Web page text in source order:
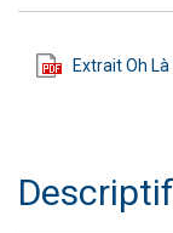
Extrait Oh Là
Descriptif